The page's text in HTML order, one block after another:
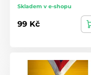
Skladem v e-shopu
99 Kč